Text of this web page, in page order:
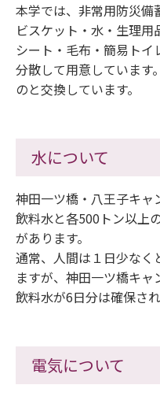
本学では、非常用防災備
ビスケット・水・生理
シート・毛布・簡易ト
分散して用意しています
のと交換しています。
水について
神田一ツ橋・八王子キャ
飲料水と各500トン以上
があります。
通常、人間は１日少なく
ますが、神田一ツ橋キ
飲料水が6日分は確保され
電気について